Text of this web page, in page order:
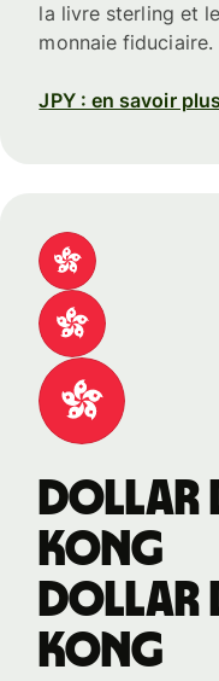
la livre sterling et
monnaie fiduciaire.
JPY : en savoir plus
dollar
kong
dollar
kong